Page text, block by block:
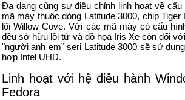
Đa dạng cùng sự điều chỉnh linh hoạt về cấu
mã máy thuộc dòng Latitude 3000, chip
lõi Willow Cove. Với các mã máy có cấu
đều sở hữu lõi tứ và đồ họa Iris Xe còn đối
"người anh em" seri Latitude 3000 sẽ sử
hợp Intel UHD.
Linh hoạt với hệ điều hành
Fedora